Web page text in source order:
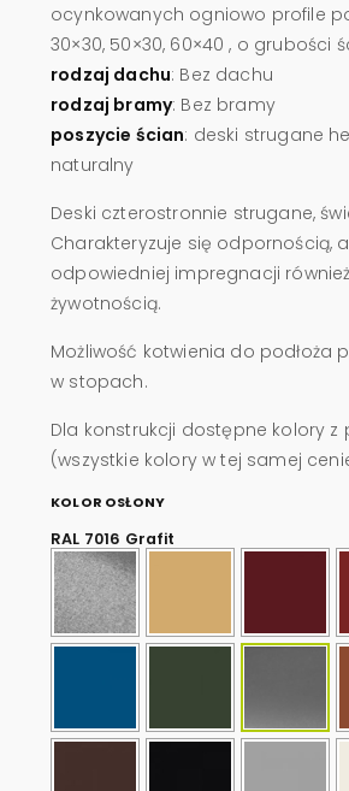
ocynkowanych ogniowo profile
30×30, 50×30, 60×40 , o grubości
rodzaj dachu: Bez dachu
rodzaj bramy: Bez bramy
poszycie ścian: deski strugane
naturalny
Deski czterostronnie strugane,
Charakteryzuje się odpornością,
odpowiedniej impregnacji
żywotnością.
Możliwość kotwienia do podłoża
w stopach.
Dla konstrukcji dostępne kolory z
(wszystkie kolory w tej samej
KOLOR OSŁONY
RAL 7016 Grafit